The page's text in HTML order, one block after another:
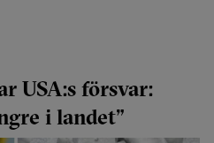
USA:s försvar:
i landet”